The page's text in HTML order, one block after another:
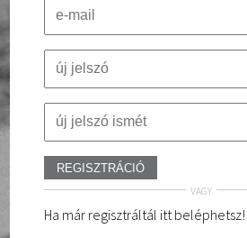
VAGY
Ha már regisztráltál itt beléphetsz!